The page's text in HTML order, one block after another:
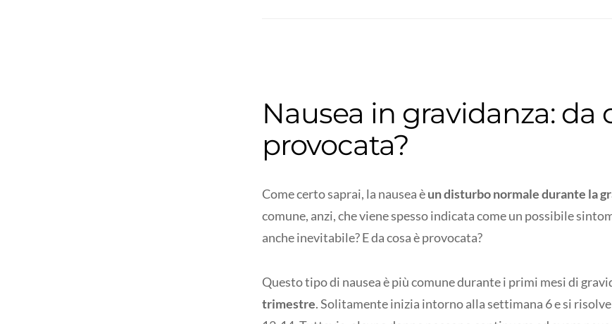
Nausea in gravidanza: da
provocata?
Come certo saprai, la nausea èun disturbo normale durante la
comune, anzi, che viene spesso indicata come un possibile
anche inevitabile? E da cosa è provocata?
Questo tipo di nausea è più comune durante i primi mesi di
trimestre. Solitamente inizia intorno alla settimana 6 e si